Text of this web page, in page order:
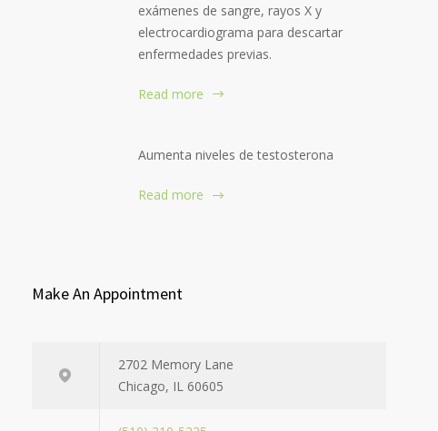
exámenes de sangre, rayos X y
electrocardiograma para descartar
enfermedades previas.
Read more
Aumenta niveles de testosterona
Read more
Make An Appointment
2702 Memory Lane
Chicago, IL 60605